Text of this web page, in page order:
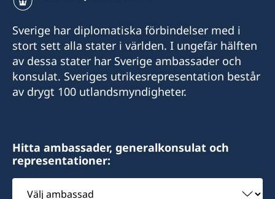
+382 20 22 97 30
Epost adress
info@lawoffice-vujacic.com
Faxnummer
Law Office Vujačić
Bulevar Ivana Crnojevica 56/2
I-st floor Lamela A
81000 Podgorica
Sverige har diplomatiska förbindelser med i
stort sett alla stater i världen. I ungefär hälften
av dessa stater har Sverige ambassader och
konsulat. Sveriges utrikesrepresentation består
av drygt 100 utlandsmyndigheter.
Hitta ambassader, generalkonsulat och
representationer:
Välj